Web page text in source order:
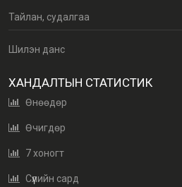
Тайлан, судалгаа
Шилэн данс
ХАНДАЛТЫН СТАТИСТИК
Өнөөдөр
Өчигдөр
7 хоногт
Сүүлийн сард